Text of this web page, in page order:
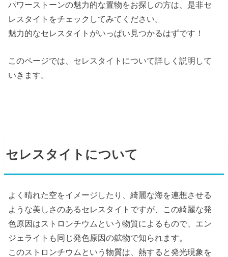
パワーストーンの魅力的な置物をお探しの方は、是非セ
レスタイトをチェックしてみてください。
魅力的なセレスタイトがいっぱい見つかるはずです！
このページでは、セレスタイトについて詳しく説明して
いきます。
セレスタイトについて
よく晴れた空をイメージしたり、綺麗な海を連想させる
ような美しさのあるセレスタイトですが、この綺麗な発
色原因はストロンチウムという物質によるもので、エン
ジェライトも同じ発色原因の鉱物で知られます。
このストロンチウムという物質は、熱すると発光現象を